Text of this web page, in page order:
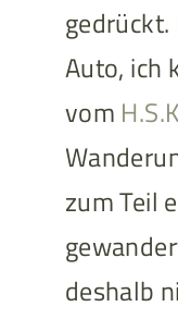
Auto, ich
vom
zum Teil
deshalb